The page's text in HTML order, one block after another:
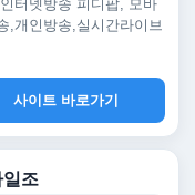
터넷방송 피디팝, 모바
,개인방송,실시간라이브
사이트 바로가기
조